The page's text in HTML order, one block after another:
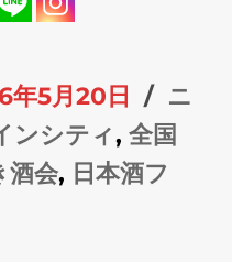
年5月20日
カ
テ
ゴ
ニ
ンシティ,全国
酒会, 日本酒フ